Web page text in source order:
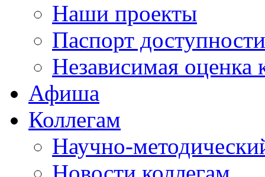
Наши проекты
Паспорт доступности
Независимая оценка
Афиша
Коллегам
Научно-